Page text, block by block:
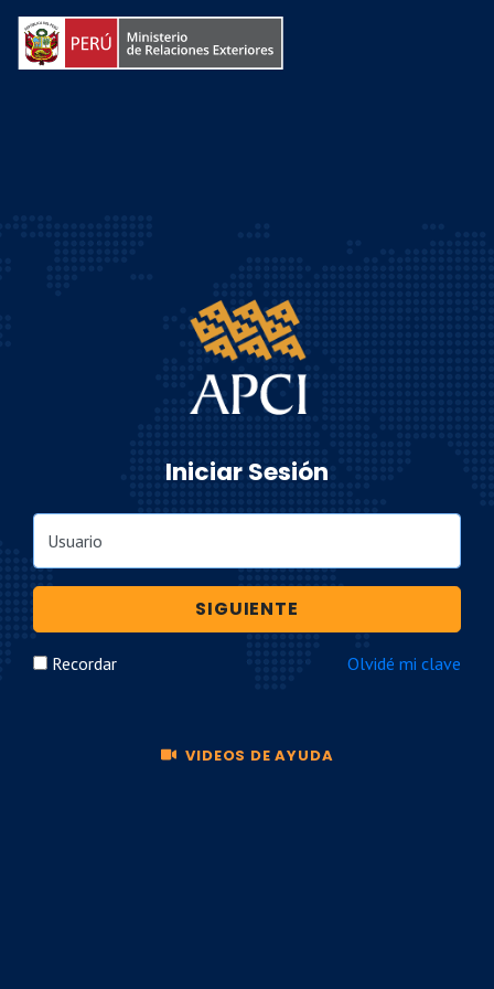
Iniciar Sesión
Usuario
SIGUIENTE
Recordar Olvidé mi clave
VIDEOS DE AYUDA